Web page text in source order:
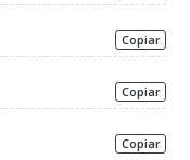
Copiar
Copiar
Copiar